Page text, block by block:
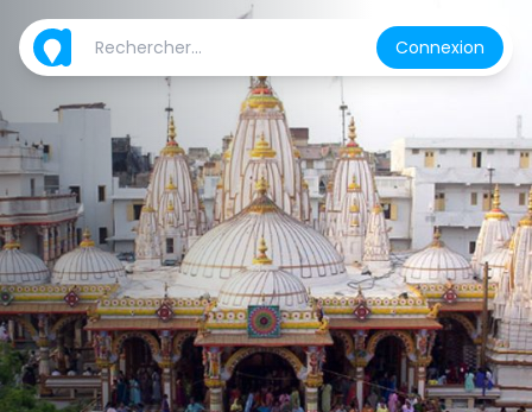
Connexion